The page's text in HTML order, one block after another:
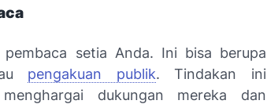
setia Anda. Ini bisa berupa
pengakuan publik. Tindakan ini
dukungan mereka dan